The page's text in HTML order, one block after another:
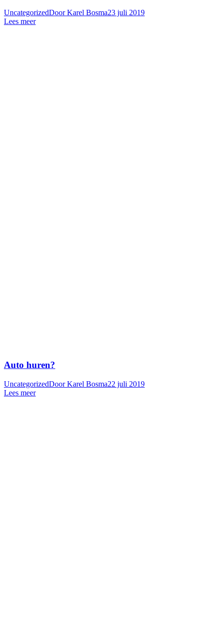
UncategorizedDoorKarel Bosma23 juli 2019
Lees meer
Auto huren?
UncategorizedDoorKarel Bosma22 juli 2019
Lees meer